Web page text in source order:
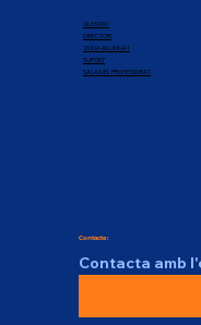
QUI SOM?
DIRECTORI
ZONA ALUMNAT
SUPORT
SALA DEL PROFESSORAT
Contacte:
Contacta amb